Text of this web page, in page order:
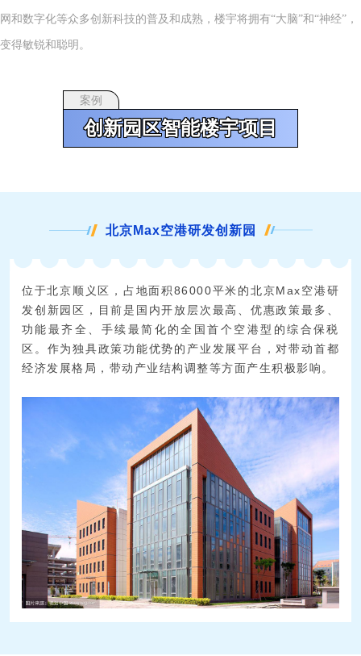
网和数字化等众多创新科技的普及和成熟，楼宇将拥有“大脑”和“神经”，
变得敏锐和聪明。
案例
创新园区智能楼宇项目
北京Max空港研发创新园
位于北京顺义区，占地面积86000平米的北京Max空港研
发创新园区，目前是国内开放层次最高、优惠政策最多、
功能最齐全、手续最简化的全国首个空港型的综合保税
区。作为独具政策功能优势的产业发展平台，对带动首都
经济发展格局，带动产业结构调整等方面产生积极影响。